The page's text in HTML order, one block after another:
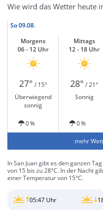
Wie wird das Wetter heute
So09.08.
Morgens
06 - 12 Uhr
Mittags
12 - 18 Uhr
27° / 15° 28° / 21°
Überwiegend
sonnig
Sonnig
0 % 0 %
mehr
In San Juan gibt es den ganzen
von 15 bis zu 28°C. In der Nacht
einer Temperatur von 15°C.
05:47 Uhr